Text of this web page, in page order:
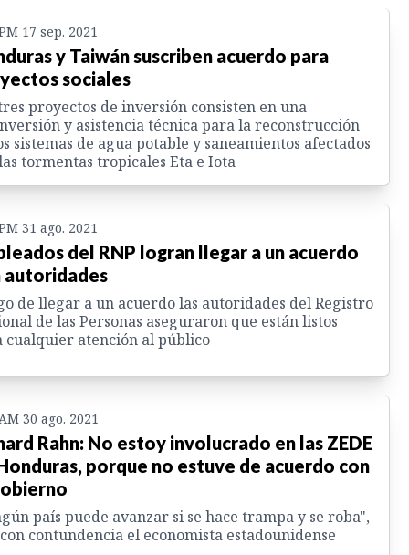
17 sep. 2021
y Taiwán suscriben acuerdo para
sociales
proyectos de inversión consisten en una
y asistencia técnica para la reconstrucción
sistemas de agua potable y saneamientos afectados
tormentas tropicales Eta e Iota
31 ago. 2021
del RNP logran llegar a un acuerdo
autoridades
de llegar a un acuerdo las autoridades del Registro
de las Personas aseguraron que están listos
cualquier atención al público
30 ago. 2021
Rahn: No estoy involucrado en las ZEDE
porque no estuve de acuerdo con
país puede avanzar si se hace trampa y se roba",
contundencia el economista estadounidense